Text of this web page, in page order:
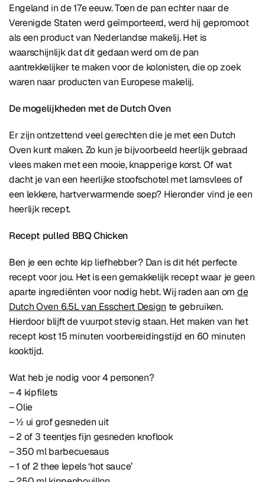
Engeland in de 17e eeuw. Toen de pan echter naar de
Verenigde Staten werd geïmporteerd, werd hij gepromoot
als een product van Nederlandse makelij. Het is
waarschijnlijk dat dit gedaan werd om de pan
aantrekkelijker te maken voor de kolonisten, die op zoek
waren naar producten van Europese makelij.
De mogelijkheden met de Dutch Oven
Er zijn ontzettend veel gerechten die je met een Dutch
Oven kunt maken. Zo kun je bijvoorbeeld heerlijk gebraad
vlees maken met een mooie, knapperige korst. Of wat
dacht je van een heerlijke stoofschotel met lamsvlees of
een lekkere, hartverwarmende soep? Hieronder vind je een
heerlijk recept.
Recept pulled BBQ Chicken
Ben je een echte kip liefhebber? Dan is dit hét perfecte
recept voor jou. Het is een gemakkelijk recept waar je geen
aparte ingrediënten voor nodig hebt. Wij raden aan om de
Dutch Oven 6.5L van Esschert Design te gebruiken.
Hierdoor blijft de vuurpot stevig staan. Het maken van het
recept kost 15 minuten voorbereidingstijd en 60 minuten
kooktijd.
Wat heb je nodig voor 4 personen?
– 4 kipfilets
– Olie
– ½ ui grof gesneden uit
– 2 of 3 teentjes fijn gesneden knoflook
– 350 ml barbecuesaus
– 1 of 2 thee lepels ‘hot sauce’